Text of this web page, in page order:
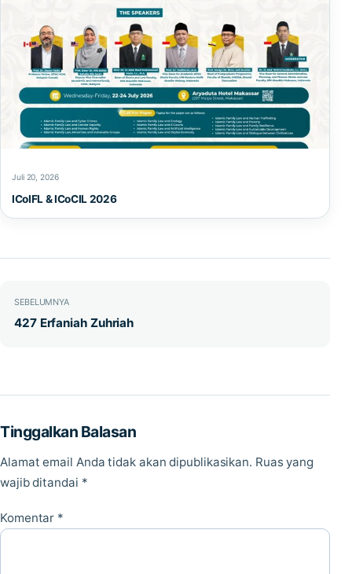
Juli 20, 2026
ICoIFL & ICoCIL 2026
Navigasi pos
SEBELUMNYA
427 Erfaniah Zuhriah
Tinggalkan Balasan
Alamat email Anda tidak akan dipublikasikan. Ruas yang
wajib ditandai *
Komentar *